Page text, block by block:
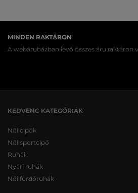
MINDEN RAKTÁRON
A webáruházban lévő összes áru raktáron
KEDVENC KATEGÓRIÁK
Női cipők
Női sportcipő
Ruhák
Nyári ruhák
Női fürdőruhák